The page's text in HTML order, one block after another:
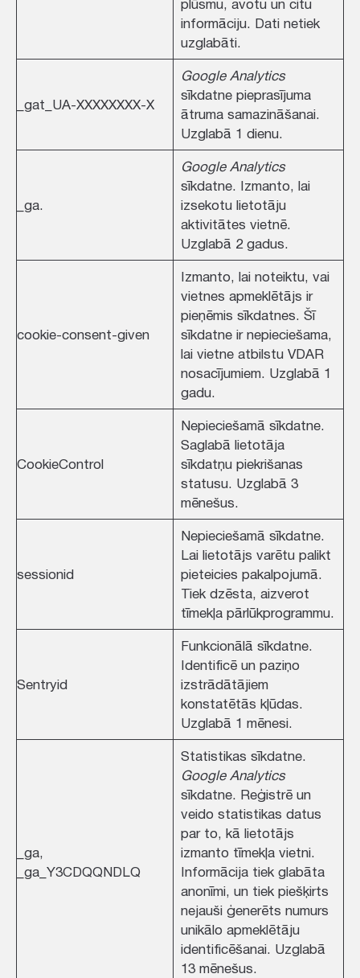
informāciju. Dati netiek
uzglabāti.
_gat_UA-XXXXXXXX-X
Google Analytics
sīkdatne pieprasījuma
ātruma samazināšanai.
Uzglabā 1 dienu.
_ga.
Google Analytics
sīkdatne. Izmanto, lai
izsekotu lietotāju
aktivitātes vietnē.
Uzglabā 2 gadus.
cookie-consent-given
Izmanto, lai noteiktu, vai
vietnes apmeklētājs ir
pieņēmis sīkdatnes. Šī
sīkdatne ir nepieciešama,
lai vietne atbilstu VDAR
nosacījumiem. Uzglabā 1
gadu.
CookieControl
Nepieciešamā sīkdatne.
Saglabā lietotāja
sīkdatņu piekrišanas
statusu. Uzglabā 3
mēnešus.
sessionid
Nepieciešamā sīkdatne.
Lai lietotājs varētu palikt
pieteicies pakalpojumā.
Tiek dzēsta, aizverot
tīmekļa pārlūkprogrammu.
Sentryid
Funkcionālā sīkdatne.
Identificē un paziņo
izstrādātājiem
konstatētās kļūdas.
Uzglabā 1 mēnesi.
_ga,
_ga_Y3CDQQNDLQ
Statistikas sīkdatne.
Google Analytics
sīkdatne. Reģistrē un
veido statistikas datus
par to, kā lietotājs
izmanto tīmekļa vietni.
Informācija tiek glabāta
anonīmi, un tiek piešķirts
nejauši ģenerēts numurs
unikālo apmeklētāju
identificēšanai. Uzglabā
13 mēnešus.